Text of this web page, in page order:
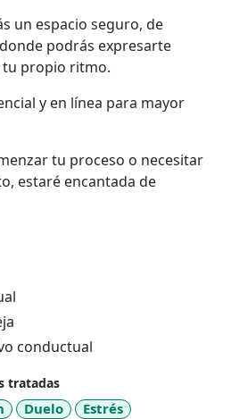
un espacio seguro, de
podrás expresarte
tu propio ritmo.
y en línea para mayor
tu proceso o necesitar
estaré encantada de
conductual
tratadas
Duelo
Estrés